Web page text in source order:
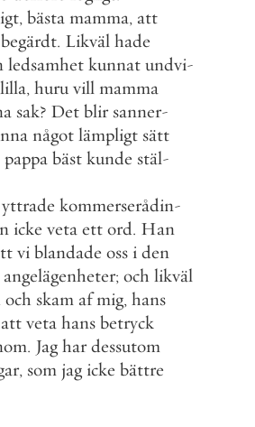
, bästa mamma, att
begärdt. Likväl hade
ledsamhet kunnat undvi-
lilla, huru vill mamma
sak? Det blir sanner-
något lämpligt sätt
pappa bäst kunde stäl-
yttrade kommerserådin-
icke veta ett ord. Han
vi blandade oss i den
angelägenheter; och likväl
och skam af mig, hans
att veta hans betryck
. Jag har dessutom
, som jag icke bättre